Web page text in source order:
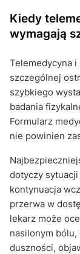
Kiedy
wymagają
Telemedycyna i
szczególnej
szybkiego
badania
Formularz
nie powinien
dotyczy
kontynuacja
przerwa w
lekarz może
nasilonym
duszności,